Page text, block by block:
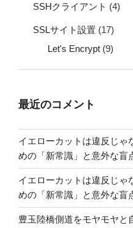
SSHクライアント (4)
SSLサイト設置 (17)
Let's Encrypt (9)
最近のコメント
イエローカットは違反じゃ
めの「新常識」と意外な盲
イエローカットは違反じゃ
めの「新常識」と意外な盲
豊玉陸橋側道をモヤモヤと